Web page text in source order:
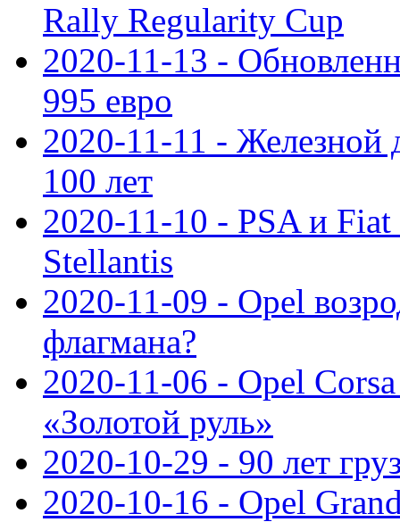
Rally Regularity Cup
2020-11-13 -
995 евро
2020-11-11 - Железной
100 лет
2020-11-10 - PSA и Fiat
Stellantis
2020-11-09 - Opel
флагмана?
2020-11-06 - Opel
«Золотой руль»
2020-10-29 - 90 лет
2020-10-16 - Opel